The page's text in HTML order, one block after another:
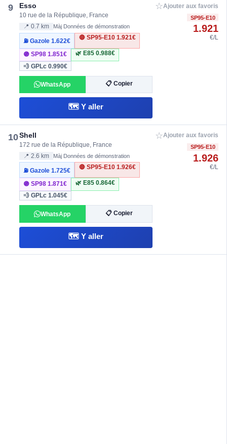
9 Esso
10 rue de la République, France
📍 0.7 km Màj Données de démonstration
⛽ Gazole1.622€
🔴 SP95-E10 1.921€
🟣 SP981.851€ 🌿 E85 0.988€
💨 GPLc0.990€
WhatsApp 📋 Copier
🗺️ Y aller
☆Ajouter aux favoris
SP95-E10
1.921
€/L
10Shell
172 rue de la République, France
📍 2.6 km Màj Données de démonstration
⛽ Gazole1.725€
🔴 SP95-E10 1.926€
🟣 SP981.871€ 🌿 E85 0.864€
💨 GPLc1.045€
WhatsApp 📋 Copier
🗺️ Y aller
☆Ajouter aux favoris
SP95-E10
1.926
€/L